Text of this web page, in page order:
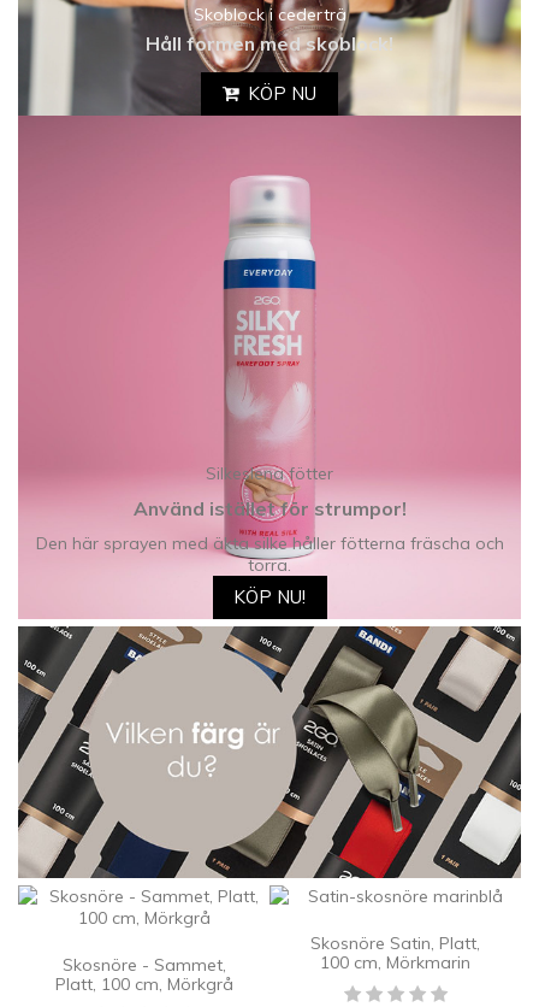
Skoblock i cederträ
Håll formen med skoblock!
KÖP NU
Silkeslena fötter
Använd istället för strumpor!
Den här sprayen med äkta silke håller fötterna fräscha och
torra.
KÖP NU!
Skosnöre - Sammet,
Platt, 100 cm, Mörkgrå
Skosnöre Satin, Platt,
100 cm, Mörkmarin